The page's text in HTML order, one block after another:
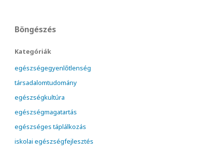
Böngészés
Kategóriák
egészségegyenlőtlenség
társadalomtudomány
egészségkultúra
egészségmagatartás
egészséges táplálkozás
iskolai egészségfejlesztés